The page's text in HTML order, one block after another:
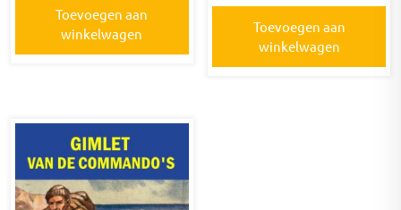
Toevoegen aan
winkelwagen
Toevoegen aan
winkelwagen